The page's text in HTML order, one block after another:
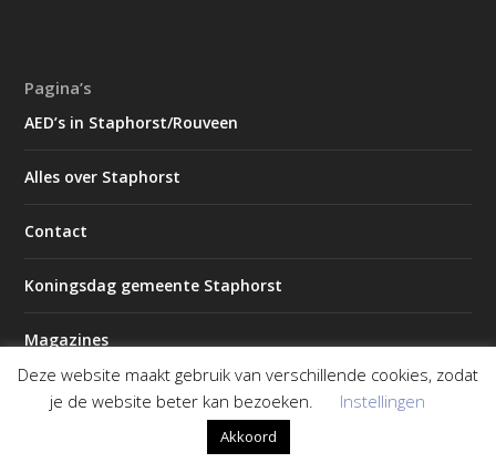
Pagina’s
AED’s in Staphorst/Rouveen
Alles over Staphorst
Contact
Koningsdag gemeente Staphorst
Magazines
2026 – Editie 1
Deze website maakt gebruik van verschillende cookies, zodat
je de website beter kan bezoeken.
Instellingen
Akkoord